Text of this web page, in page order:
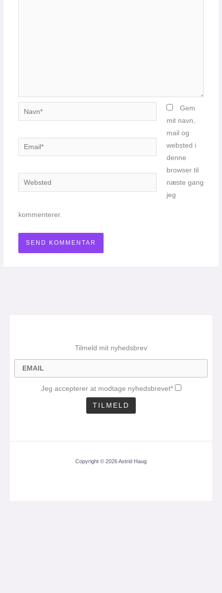
Navn*
Email*
Websted
Gem
mit navn,
mail og
websted i
denne
browser til
næste gang
jeg
kommenterer.
Tilmeld mit nyhedsbrev
Jeg accepterer at modtage nyhedsbrevet*
Copyright © 2026 Astrid Haug